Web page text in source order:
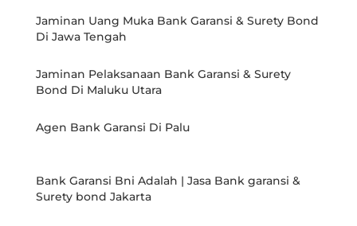
Jaminan Uang Muka Bank Garansi & Surety Bond
Di Jawa Tengah
Jaminan Pelaksanaan Bank Garansi & Surety
Bond Di Maluku Utara
Agen Bank Garansi Di Palu
Bank Garansi Bni Adalah | Jasa Bank garansi &
Surety bond Jakarta